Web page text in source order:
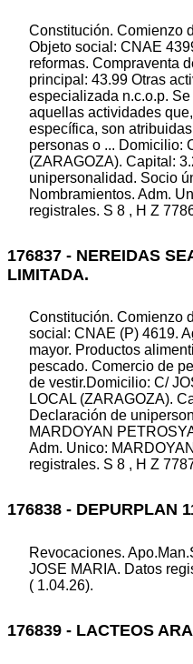
Constitución. Comienzo
Objeto social: CNAE
reformas. Compraventa
principal: 43.99 Otras
especializada n.c.o.p.
aquellas actividades
específica, son
personas o ... Domicilio:
(ZARAGOZA). Capital:
unipersonalidad. Socio
Nombramientos. Adm.
registrales. S 8 , H Z
176837 - NEREIDAS
LIMITADA.
Constitución. Comienzo
social: CNAE (P) 4619.
mayor. Productos
pescado. Comercio de
de vestir.Domicilio: C/
LOCAL (ZARAGOZA).
Declaración de
MARDOYAN
Adm. Unico:
registrales. S 8 , H Z
176838 - DEPURPLAN
Revocaciones.
JOSE MARIA. Datos
( 1.04.26).
176839 - LACTEOS